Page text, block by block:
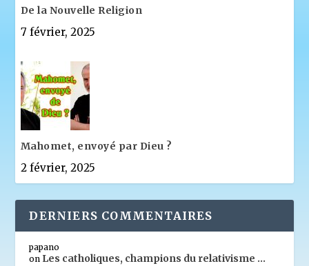
De la Nouvelle Religion
7 février, 2025
Mahomet, envoyé par Dieu ?
2 février, 2025
DERNIERS COMMENTAIRES
papano
on Les catholiques, champions du relativisme …